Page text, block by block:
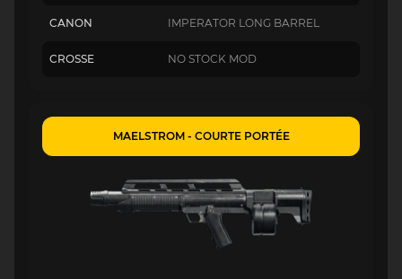
CANON IMPERATOR LONG BARREL
CROSSE NO STOCK MOD
MAELSTROM - COURTE PORTÉE